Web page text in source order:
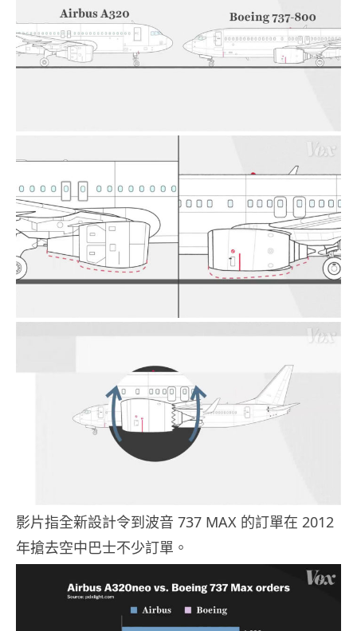
影片指全新設計令到波音 737 MAX 的訂單在 2012
年搶去空中巴士不少訂單。